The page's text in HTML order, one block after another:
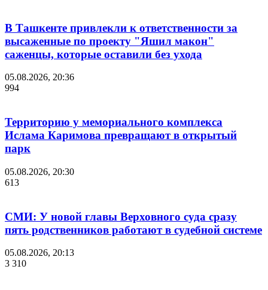
В Ташкенте привлекли к ответственности за
высаженные по проекту "Яшил макон"
саженцы, которые оставили без ухода
05.08.2026, 20:36
994
Территорию у мемориального комплекса
Ислама Каримова превращают в открытый
парк
05.08.2026, 20:30
613
СМИ: У новой главы Верховного суда сразу
пять родственников работают в судебной системе
05.08.2026, 20:13
3 310